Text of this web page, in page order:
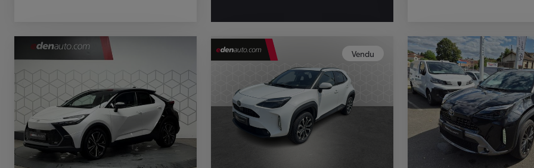
TOYOTA C-HR
HYBRIDE OU HYBRIDE RECHARGEABLE
Vendu